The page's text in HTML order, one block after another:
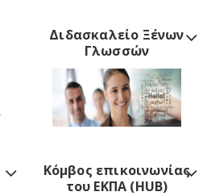
Διδασκαλείο Ξένων
Γλωσσών
Κόμβος επικοινωνίας
του ΕΚΠΑ (HUB)